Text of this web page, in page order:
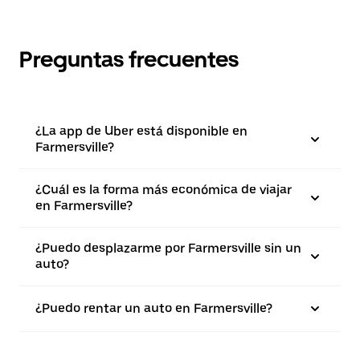
Preguntas frecuentes
¿La app de Uber está disponible en
Farmersville?
¿Cuál es la forma más económica de viajar
en Farmersville?
¿Puedo desplazarme por Farmersville sin un
auto?
¿Puedo rentar un auto en Farmersville?